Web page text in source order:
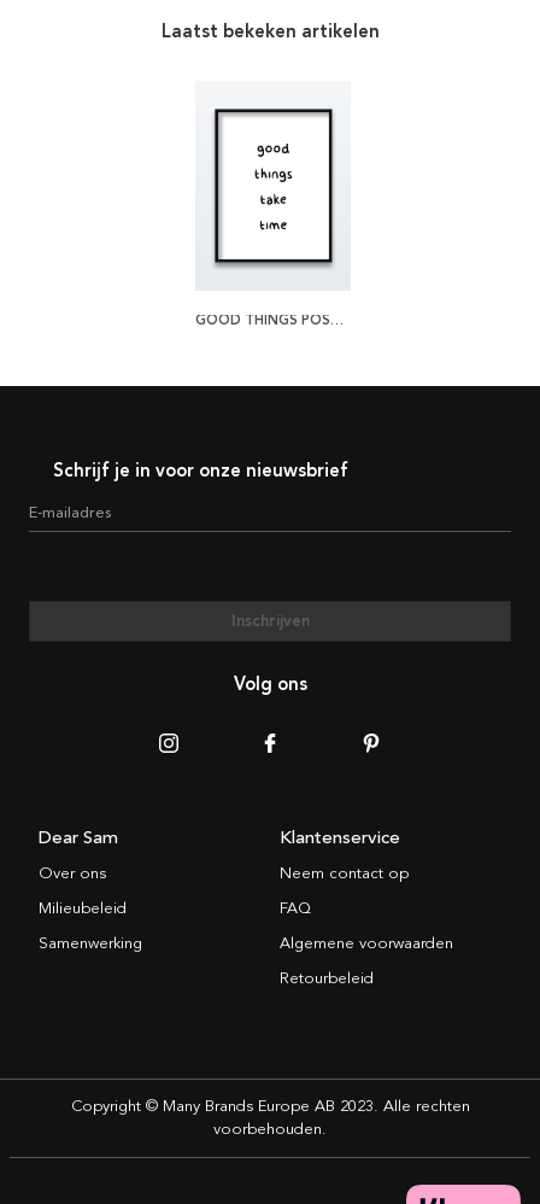
Laatst bekeken artikelen
GOOD THINGS POSTER
Schrijf je in voor onze nieuwsbrief
E-mailadres
Inschrijven
Volg ons
Dear Sam
Over ons
Milieubeleid
Samenwerking
Klantenservice
Neem contact op
FAQ
Algemene voorwaarden
Retourbeleid
Copyright © Many Brands Europe AB 2023. Alle rechten
voorbehouden.